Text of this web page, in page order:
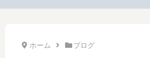
ホーム ブログ